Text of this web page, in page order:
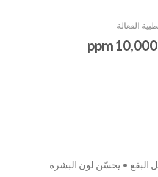
البقع • يحسّن لون البشرة